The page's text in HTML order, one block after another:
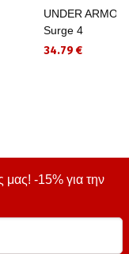
UNDER
Surge 4
34.79 €
μας! -15% για την